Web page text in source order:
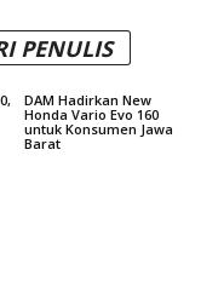
PENULIS
DAM Hadirkan New
Honda Vario Evo 160
untuk Konsumen Jawa
Barat